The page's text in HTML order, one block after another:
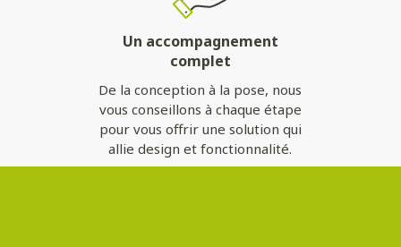
Un accompagnement
complet
De la conception à la pose, nous
vous conseillons à chaque étape
pour vous offrir une solution qui
allie design et fonctionnalité.